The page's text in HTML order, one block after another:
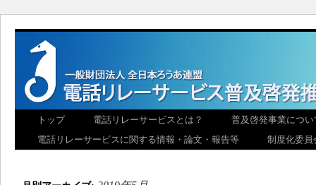
トップ 電話リレーサービスとは？
普及啓発事業につい
電話リレーサービスに関する情報・論文・報告等
制度化委員